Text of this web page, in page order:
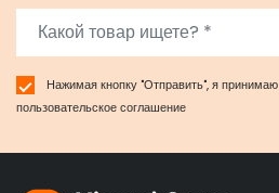
Нажимая кнопку "Отправить", я принимаю
пользовательское соглашение